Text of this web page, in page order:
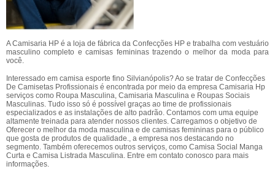
A Camisaria HP é a loja de fábrica da Confecções HP e trabalha com vestuário
masculino completo e camisas femininas trazendo o melhor da moda para
você.
Interessado em camisa esporte fino Silvianópolis? Ao se tratar de Confecções
De Camisetas Profissionais é encontrada por meio da empresa Camisaria Hp
serviços como Roupa Masculina, Camisaria Masculina e Roupas Sociais
Masculinas. Tudo isso só é possível graças ao time de profissionais
especializados e as instalações de alto padrão. Contamos com uma equipe
altamente treinada para atender nossos clientes. Carregamos o objetivo de
Oferecer o melhor da moda masculina e de camisas femininas para o público
que gosta de produtos de qualidade., a empresa nos destacando no
segmento. Também oferecemos outros serviços, como Camisa Social Manga
Curta e Camisa Listrada Masculina. Entre em contato conosco para mais
informações.